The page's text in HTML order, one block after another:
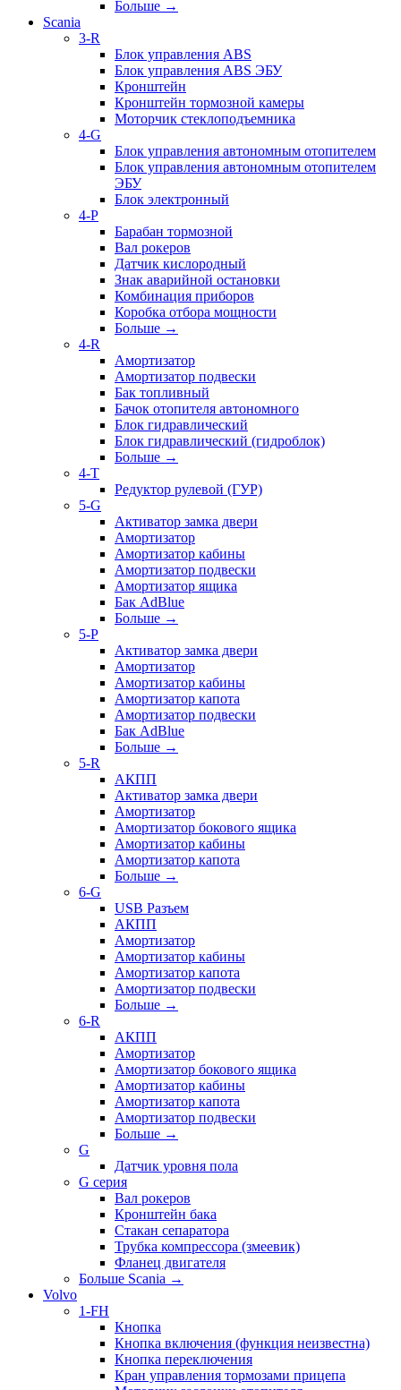
Больше →
Scania
3-R
Блок управления ABS
Блок управления ABS ЭБУ
Кронштейн
Кронштейн тормозной камеры
Моторчик стеклоподъемника
4-G
Блок управления автономным отопителем
Блок управления автономным отопителем
ЭБУ
Блок электронный
4-P
Барабан тормозной
Вал рокеров
Датчик кислородный
Знак аварийной остановки
Комбинация приборов
Коробка отбора мощности
Больше →
4-R
Амортизатор
Амортизатор подвески
Бак топливный
Бачок отопителя автономного
Блок гидравлический
Блок гидравлический (гидроблок)
Больше →
4-T
Редуктор рулевой (ГУР)
5-G
Активатор замка двери
Амортизатор
Амортизатор кабины
Амортизатор подвески
Амортизатор ящика
Бак AdBlue
Больше →
5-P
Активатор замка двери
Амортизатор
Амортизатор кабины
Амортизатор капота
Амортизатор подвески
Бак AdBlue
Больше →
5-R
АКПП
Активатор замка двери
Амортизатор
Амортизатор бокового ящика
Амортизатор кабины
Амортизатор капота
Больше →
6-G
USB Разъем
АКПП
Амортизатор
Амортизатор кабины
Амортизатор капота
Амортизатор подвески
Больше →
6-R
АКПП
Амортизатор
Амортизатор бокового ящика
Амортизатор кабины
Амортизатор капота
Амортизатор подвески
Больше →
G
Датчик уровня пола
G серия
Вал рокеров
Кронштейн бака
Стакан сепаратора
Трубка компрессора (змеевик)
Фланец двигателя
Больше Scania →
Volvo
1-FH
Кнопка
Кнопка включения (функция неизвестна)
Кнопка переключения
Кран управления тормозами прицепа